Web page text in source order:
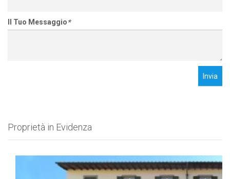
Il Tuo Messaggio*
Invia
Proprietà in Evidenza